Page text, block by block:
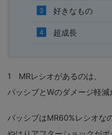
好きなもの
超成長
1 MRレシオがあるのは、
パッシブとWのダメージ軽減
パッシブはMR60%レシオな